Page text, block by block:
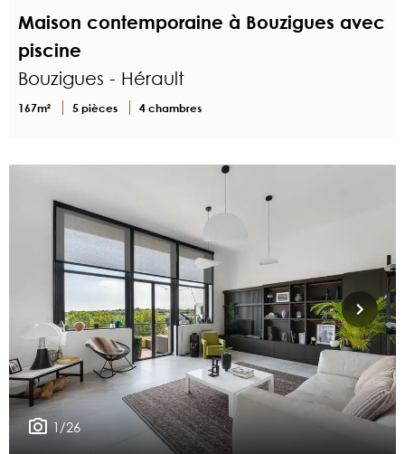
Maison contemporaine à Bouzigues avec
piscine
Bouzigues - Hérault
167m² 5 pièces 4 chambres
1/26